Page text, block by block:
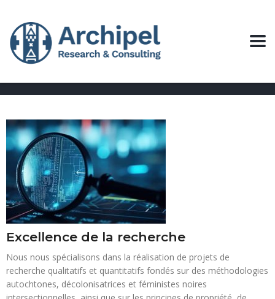
Excellence de la recherche
Nous nous spécialisons dans la réalisation de projets de
recherche qualitatifs et quantitatifs fondés sur des méthodologies
autochtones, décolonisatrices et féministes noires